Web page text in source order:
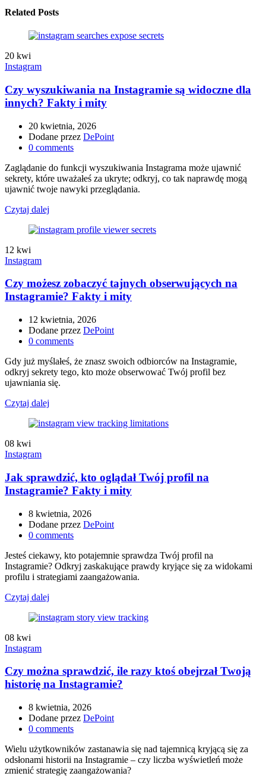
Related Posts
20 kwi
Instagram
Czy wyszukiwania na Instagramie są widoczne dla
innych? Fakty i mity
20 kwietnia, 2026
Dodane przez DePoint
0 comments
Zaglądanie do funkcji wyszukiwania Instagrama może ujawnić
sekrety, które uważałeś za ukryte; odkryj, co tak naprawdę mogą
ujawnić twoje nawyki przeglądania.
Czytaj dalej
12 kwi
Instagram
Czy możesz zobaczyć tajnych obserwujących na
Instagramie? Fakty i mity
12 kwietnia, 2026
Dodane przez DePoint
0 comments
Gdy już myślałeś, że znasz swoich odbiorców na Instagramie,
odkryj sekrety tego, kto może obserwować Twój profil bez
ujawniania się.
Czytaj dalej
08 kwi
Instagram
Jak sprawdzić, kto oglądał Twój profil na
Instagramie? Fakty i mity
8 kwietnia, 2026
Dodane przez DePoint
0 comments
Jesteś ciekawy, kto potajemnie sprawdza Twój profil na
Instagramie? Odkryj zaskakujące prawdy kryjące się za widokami
profilu i strategiami zaangażowania.
Czytaj dalej
08 kwi
Instagram
Czy można sprawdzić, ile razy ktoś obejrzał Twoją
historię na Instagramie?
8 kwietnia, 2026
Dodane przez DePoint
0 comments
Wielu użytkowników zastanawia się nad tajemnicą kryjącą się za
odsłonami historii na Instagramie – czy liczba wyświetleń może
zmienić strategię zaangażowania?